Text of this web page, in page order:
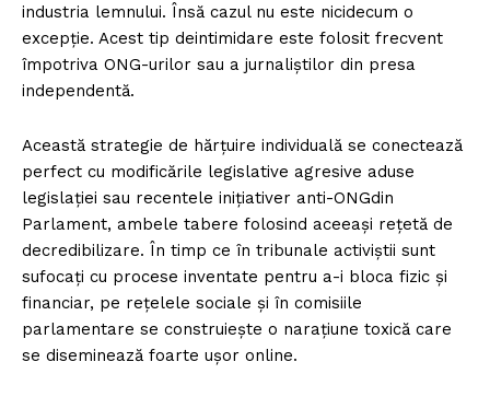
industria lemnului. Însă cazul nu este nicidecum o
excepție. Acest tip deintimidare este folosit frecvent
împotriva ONG-urilor sau a jurnaliștilor din presa
independentă.
Această strategie de hărțuire individuală se conectează
perfect cu modificările legislative agresive aduse
legislației sau recentele inițiativer anti-ONGdin
Parlament, ambele tabere folosind aceeași rețetă de
decredibilizare. În timp ce în tribunale activiștii sunt
sufocați cu procese inventate pentru a-i bloca fizic și
financiar, pe rețelele sociale și în comisiile
parlamentare se construiește o narațiune toxică care
se diseminează foarte ușor online.